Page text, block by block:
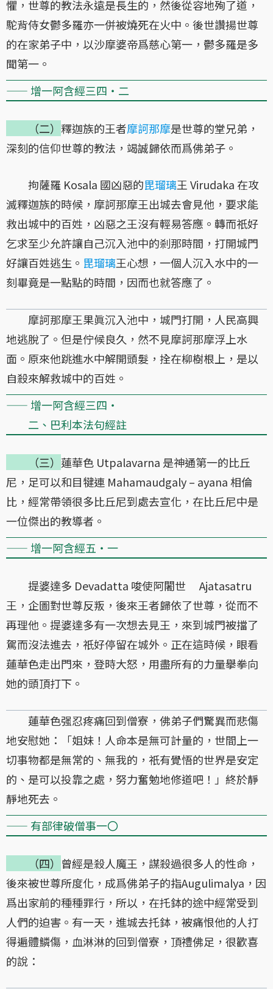
懼，世尊的教法永遠是長生的，然後從容地殉了道，
駝背侍女鬱多羅亦一併被燒死在火中。後世讚揚世尊
的在家弟子中，以沙摩婆帝爲慈心第一，鬱多羅是多
聞第一。
—— 增一阿含經三四・二
（二） 釋迦族的王者摩訶那摩是世尊的堂兄弟，
深刻的信仰世尊的教法，竭誠歸依而爲佛弟子。
拘薩羅 Kosala 國凶惡的毘瑠璃王 Virudaka 在攻
滅釋迦族的時候，摩訶那摩王出城去會見他，要求能
救出城中的百姓，凶惡之王沒有輕易答應。轉而祇好
乞求至少允許讓自己沉入池中的剎那時間，打開城門
好讓百姓逃生。 毘瑠璃王心想，一個人沉入水中的一
刻畢竟是一點點的時間，因而也就答應了。
摩訶那摩王果眞沉入池中，城門打開，人民高興
地逃脫了。但是佇候良久，然不見摩訶那摩浮上水
面。原來他跳進水中解開頭髮，拴在柳樹根上，是以
自殺來解救城中的百姓。
—— 增一阿含經三四・
二、巴利本法句經註
（三） 蓮華色 Utpalavarna 是神通第一的比丘
尼，足可以和目犍連 Mahamaudgaly – ayana 相倫
比，經常帶領很多比丘尼到處去宣化，在比丘尼中是
一位傑出的教導者。
—— 增一阿含經五・一
提婆達多 Devadatta 唆使阿闍世 Ajatasatru
王，企圖對世尊反叛，後來王者歸依了世尊，從而不
再理他。提婆達多有一次想去見王，來到城門被擋了
駕而沒法進去，祇好停留在城外。正在這時候，眼看
蓮華色走出門來，登時大怒，用盡所有的力量擧拳向
她的頭頂打下。
蓮華色强忍疼痛回到僧寮，佛弟子們驚異而悲傷
地安慰她：「姐妹！人命本是無可計量的，世間上一
切事物都是無常的、無我的，祇有覺悟的世界是安定
的、是可以投靠之處，努力奮勉地修道吧！」終於靜
靜地死去。
—— 有部律破僧事一〇
（四） 曾經是殺人魔王，謀殺過很多人的性命，
後來被世尊所度化，成爲佛弟子的指Augulimalya，因
爲出家前的種種罪行，所以，在托鉢的途中經常受到
人們的迫害。有一天，進城去托鉢，被痛恨他的人打
得遍體鱗傷，血淋淋的回到僧寮，頂禮佛足，很歡喜
的說：